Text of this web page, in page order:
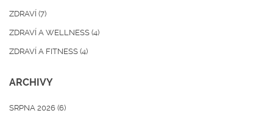
ZDRAVÍ (7)
ZDRAVÍ A WELLNESS (4)
ZDRAVÍ A FITNESS (4)
ARCHIVY
SRPNA 2026 (6)